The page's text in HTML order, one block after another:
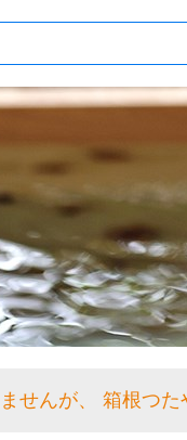
せんが、 箱根つ